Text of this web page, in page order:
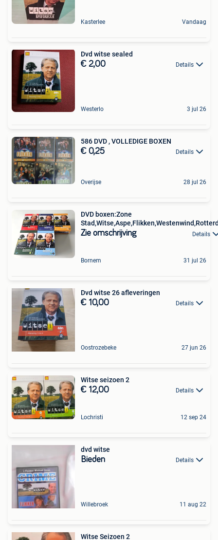
Kasterlee Vandaag
Dvd witse sealed
€ 2,00 Details
Westerlo 3 jul 26
586 DVD , VOLLEDIGE BOXEN
€ 0,25 Details
Overijse 28 jul 26
DVD boxen:Zone
Zie omschrijving Details
Bornem 31 jul 26
Dvd witse 26 afleveringen
€ 10,00 Details
Oostrozebeke 27 jun 26
Witse seizoen 2
€ 12,00 Details
Lochristi 12 sep 24
dvd witse
Bieden Details
Willebroek 11 aug 22
Witse Seizoen 2